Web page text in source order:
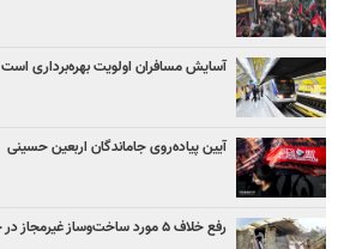
آسایش مسافران اولویت بهره‌برداری است
آیین پیاده‌روی جاماندگان اربعین حسینی
رفع خلاف ۵ مورد ساخت‌وساز غیرمجاز در حریم ناحیه ۴ منطقه ۱۹